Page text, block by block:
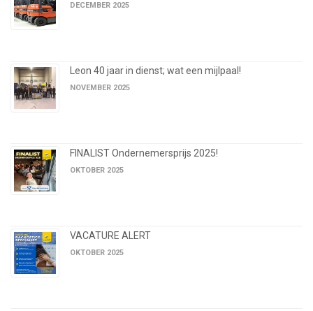
DECEMBER 2025
Leon 40 jaar in dienst; wat een mijlpaal!
NOVEMBER 2025
FINALIST Ondernemersprijs 2025!
OKTOBER 2025
VACATURE ALERT
OKTOBER 2025